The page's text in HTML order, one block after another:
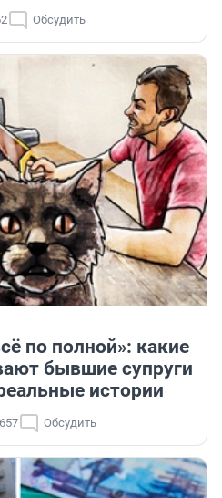
Обсудить
по полной»: какие
бывшие супруги
истории
Обсудить